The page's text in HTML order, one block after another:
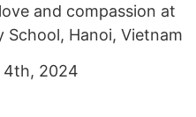
and compassion at
School, Hanoi, Vietnam
4th, 2024